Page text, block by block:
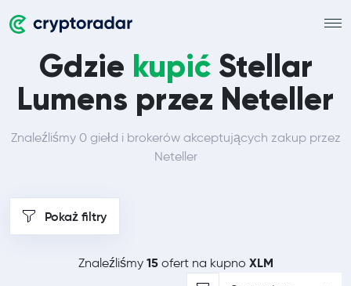
Gdzie kupićStellar
Lumens przez Neteller
Znaleźliśmy 0 giełd i brokerów akceptujących zakup przez
Neteller
Pokaż filtry
Znaleźliśmy 15ofert na kupno XLM